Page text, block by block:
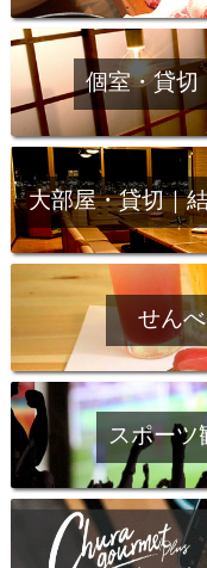
個室・貸切
大部屋・貸切｜
せん
スポーツ